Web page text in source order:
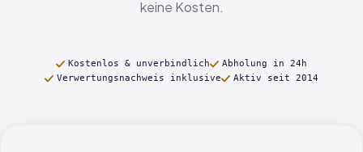
keine Kosten.
Kostenlos & unverbindlich
Abholung in 24h
Verwertungsnachweis inklusive
Aktiv seit 2014